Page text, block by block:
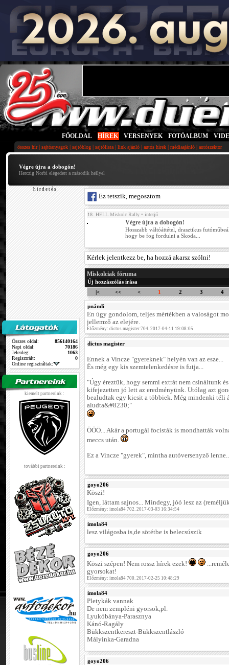
FŐOLDAL HÍREK VERSENYEK FOTÓALBUM
összes hír| sajtóanyagok | sajtóblog | sajtólista | link ajánló | autós hírek | médiaajánló | autószektor
Végre újra a dobogón!
Herczig Norbi elégedett a második hellyel
h i r d e t é s
Összes oldal:
856140164
Napi oldal:
70186
Jelenleg:
1063
Regisztrált:
0
Online regisztráltak:
kiemelt partnerünk :
további partnereink :
Ez tetszik, megosztom
18. HELL Miskolc Rally • interjú
Végre újra a dobogón!
Hosszabb váltóáttétel, drasztikus
hogy be fog fordulni a Skoda...
Kérlek jelentkezz be, ha hozzá akarsz szólni!
Miskolciak fóruma
Új hozzászólás írása
|<
<< < 1 2 3 4
pnándi
Én úgy gondolom, teljes mértékben a valoságot
jellemző az elejére.
Előzmény: dictus magister 704. 2017-04-11 19:08:05
dictus magister
Ennek a Vincze "gyereknek" helyén van az esze...
És még egy kis szemtelenkedésre is futja...
"Úgy éreztük, hogy semmi extrát nem csináltunk
kifejezetten jó lett az eredményünk. Utólag azt
bealudtak egy kicsit a többiek. Még mindenki téli
aludta&#8230;"
ÖÖÖ... Akár a portugál focisták is mondhatták
meccs után.
Ez a Vincze "gyerek", mintha autóversenyző
goyo206
Köszi!
Igen, láttam sajnos... Mindegy, jóó lesz az
Előzmény: imola84 702. 2017-03-03 16:34:54
imola84
lesz világosba is,de sötétbe is belecsúszik
goyo206
Köszi szépen! Nem rossz hírek ezek!
gyorsokat!
Előzmény: imola84 700. 2017-02-25 10:48:29
imola84
Pletykák vannak
De nem zempléni gyorsok,pl.
Lyukóbánya-Parasznya
Kánó-Ragály
Bükkszentkereszt-Bükkszentlászló
Mályinka-Garadna
goyo206